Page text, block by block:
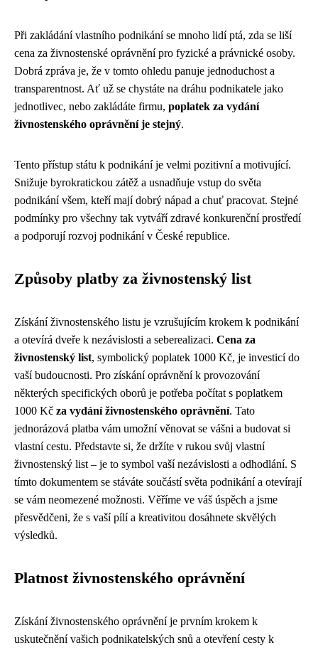
Při zakládání vlastního podnikání se mnoho lidí ptá, zda se liší
cena za živnostenské oprávnění pro fyzické a právnické osoby.
Dobrá zpráva je, že v tomto ohledu panuje jednoduchost a
transparentnost. Ať už se chystáte na dráhu podnikatele jako
jednotlivec, nebo zakládáte firmu, poplatek za vydání
živnostenského oprávnění je stejný.
Tento přístup státu k podnikání je velmi pozitivní a motivující.
Snižuje byrokratickou zátěž a usnadňuje vstup do světa
podnikání všem, kteří mají dobrý nápad a chuť pracovat. Stejné
podmínky pro všechny tak vytváří zdravé konkurenční prostředí
a podporují rozvoj podnikání v České republice.
Způsoby platby za živnostenský list
Získání živnostenského listu je vzrušujícím krokem k podnikání
a otevírá dveře k nezávislosti a seberealizaci. Cena za
živnostenský list, symbolický poplatek 1000 Kč, je investicí do
vaší budoucnosti. Pro získání oprávnění k provozování
některých specifických oborů je potřeba počítat s poplatkem
1000 Kč za vydání živnostenského oprávnění. Tato
jednorázová platba vám umožní věnovat se vášni a budovat si
vlastní cestu. Představte si, že držíte v rukou svůj vlastní
živnostenský list – je to symbol vaší nezávislosti a odhodlání. S
tímto dokumentem se stáváte součástí světa podnikání a otevírají
se vám neomezené možnosti. Věříme ve váš úspěch a jsme
přesvědčeni, že s vaší pílí a kreativitou dosáhnete skvělých
výsledků.
Platnost živnostenského oprávnění
Získání živnostenského oprávnění je prvním krokem k
uskutečnění vašich podnikatelských snů a otevření cesty k